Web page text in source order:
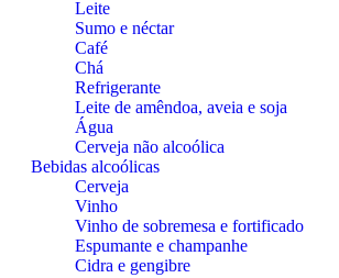
Leite
Sumo e néctar
Café
Chá
Refrigerante
Leite de amêndoa, aveia e soja
Água
Cerveja não alcoólica
Bebidas alcoólicas
Cerveja
Vinho
Vinho de sobremesa e fortificado
Espumante e champanhe
Cidra e gengibre